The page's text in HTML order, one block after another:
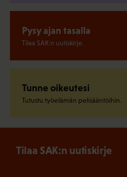
Pysy ajan tasalla
Tilaa SAK:n uutiskirje.
Tunne oikeutesi
Tutustu työelämän pelisääntöihin.
Tilaa SAK:n uutiskirje